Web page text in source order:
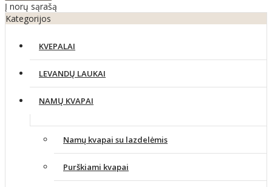
Į norų sąrašą
Kategorijos
KVEPALAI
LEVANDŲ LAUKAI
NAMŲ KVAPAI
Namų kvapai su lazdelėmis
Purškiami kvapai